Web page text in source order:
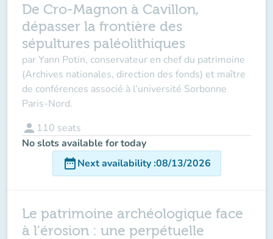
De Cro-Magnon à Cavillon,
dépasser la frontière des
sépultures paléolithiques
par Yann Potin, conservateur en chef du patrimoine
(Archives nationales, direction des fonds) et maître
de conférences associé à l’université Sorbonne
Paris-Nord.
person 110 seats
No slots available for today
date_rangeNext availability:08/13/2026
Le patrimoine archéologique face
à l'érosion : une perpétuelle